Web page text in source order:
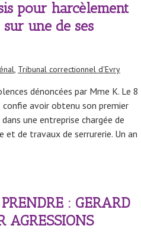
pour harcèlement
une de ses
dénoncées par Mme K. Le 8
confie avoir obtenu son premier
une entreprise chargée de
de travaux de serrurerie. Un an
, Tribunal correctionnel d'Evry
: GERARD
AGRESSIONS